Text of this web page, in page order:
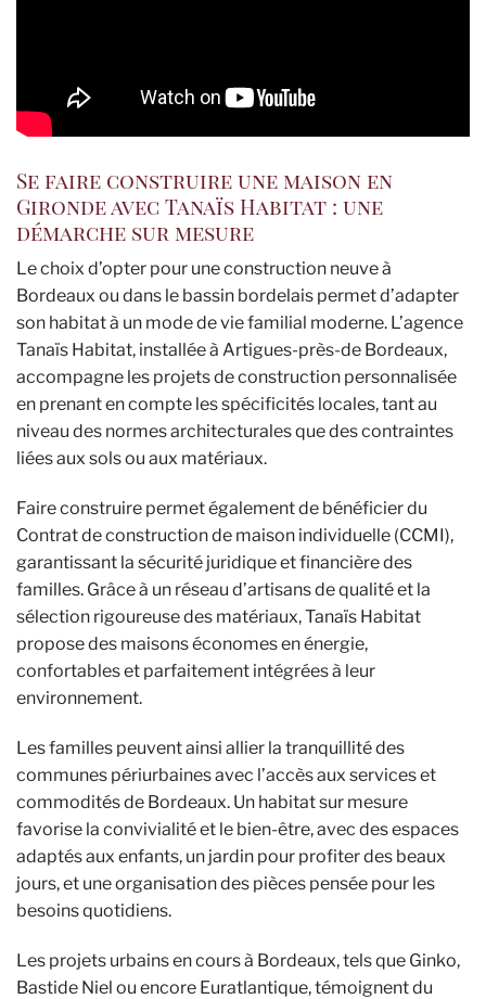
Se faire construire une maison en
Gironde avec Tanaïs Habitat : une
démarche sur mesure
Le choix d’opter pour une construction neuve à
Bordeaux ou dans le bassin bordelais permet d’adapter
son habitat à un mode de vie familial moderne. L’agence
Tanaïs Habitat, installée à Artigues-près-de Bordeaux,
accompagne les projets de construction personnalisée
en prenant en compte les spécificités locales, tant au
niveau des normes architecturales que des contraintes
liées aux sols ou aux matériaux.
Faire construire permet également de bénéficier du
Contrat de construction de maison individuelle (CCMI),
garantissant la sécurité juridique et financière des
familles. Grâce à un réseau d’artisans de qualité et la
sélection rigoureuse des matériaux, Tanaïs Habitat
propose des maisons économes en énergie,
confortables et parfaitement intégrées à leur
environnement.
Les familles peuvent ainsi allier la tranquillité des
communes périurbaines avec l’accès aux services et
commodités de Bordeaux. Un habitat sur mesure
favorise la convivialité et le bien-être, avec des espaces
adaptés aux enfants, un jardin pour profiter des beaux
jours, et une organisation des pièces pensée pour les
besoins quotidiens.
Les projets urbains en cours à Bordeaux, tels que Ginko,
Bastide Niel ou encore Euratlantique, témoignent du